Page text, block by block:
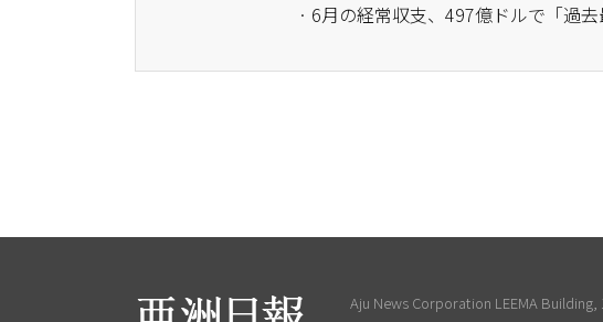
· 6月の経常収支、497億ドルで「過
Aju News Corporation LEEMA